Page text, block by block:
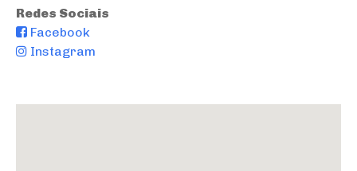
Redes Sociais
Facebook
Instagram